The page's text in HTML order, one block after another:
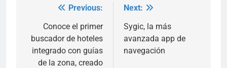
navigation
Previous:
Conoce el primer
buscador de hoteles
integrado con guías
de la zona, creado
Next:
Sygic, la más
avanzada app de
navegación